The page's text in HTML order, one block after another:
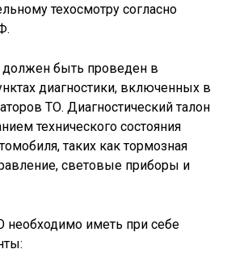
техосмотру согласно
должен быть проведен в
диагностики, включенных в
ТО. Диагностический талон
технического состояния
таких как тормозная
световые приборы и
необходимо иметь при себе